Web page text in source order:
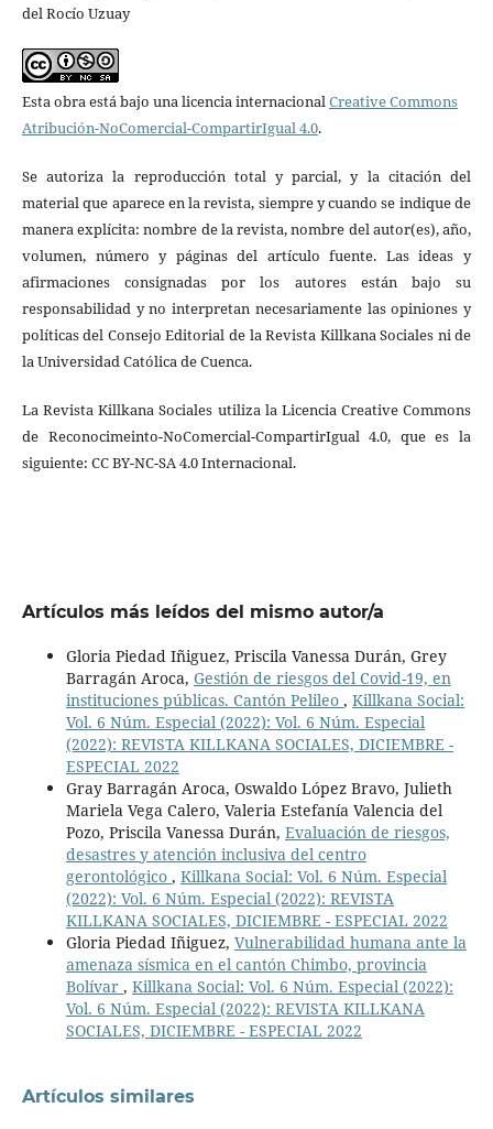
del Rocío Uzuay
Esta obra está bajo una licencia internacionalCreative Commons
Atribución-NoComercial-CompartirIgual 4.0.
Se autoriza la reproducción total y parcial, y la citación del
material que aparece en la revista, siempre y cuando se indique de
manera explícita: nombre de la revista, nombre del autor(es), año,
volumen, número y páginas del artículo fuente. Las ideas y
afirmaciones consignadas por los autores están bajo su
responsabilidad y no interpretan necesariamente las opiniones y
políticas del Consejo Editorial de la Revista Killkana Sociales ni de
la Universidad Católica de Cuenca.
La Revista Killkana Sociales utiliza la Licencia Creative Commons
de Reconocimeinto-NoComercial-CompartirIgual 4.0, que es la
siguiente: CC BY-NC-SA 4.0 Internacional.
Artículos más leídos del mismo autor/a
Gloria Piedad Iñiguez, Priscila Vanessa Durán, Grey
Barragán Aroca, Gestión de riesgos del Covid-19, en
instituciones públicas. Cantón Pelileo , Killkana Social:
Vol. 6 Núm. Especial (2022): Vol. 6 Núm. Especial
(2022): REVISTA KILLKANA SOCIALES, DICIEMBRE -
ESPECIAL 2022
Gray Barragán Aroca, Oswaldo López Bravo, Julieth
Mariela Vega Calero, Valeria Estefanía Valencia del
Pozo, Priscila Vanessa Durán, Evaluación de riesgos,
desastres y atención inclusiva del centro
gerontológico , Killkana Social: Vol. 6 Núm. Especial
(2022): Vol. 6 Núm. Especial (2022): REVISTA
KILLKANA SOCIALES, DICIEMBRE - ESPECIAL 2022
Gloria Piedad Iñiguez, Vulnerabilidad humana ante la
amenaza sísmica en el cantón Chimbo, provincia
Bolívar , Killkana Social: Vol. 6 Núm. Especial (2022):
Vol. 6 Núm. Especial (2022): REVISTA KILLKANA
SOCIALES, DICIEMBRE - ESPECIAL 2022
Artículos similares